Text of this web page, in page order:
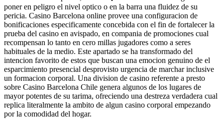
poner en peligro el nivel optico o en la barra una fluidez de su
pericia. Casino Barcelona online provee una configuracion de
bonificaciones especificamente concebida con el fin de fortalecer la
prueba del casino en avispado, en compania de promociones cual
recompensan lo tanto en cero millas jugadores como a seres
habituales de la medio. Este apartado se ha transformado del
intencion favorito de estos que buscan una emocion genuino de el
esparcimiento presencial desprovisto urgencia de marchar inclusive
un formacion corporal. Una division de casino referente a presto
sobre Casino Barcelona Chile genera algunos de los lugares de
mayor potentes de su tarima, ofreciendo una destreza verdadera cual
replica literalmente la ambito de algun casino corporal empezando
por la comodidad del hogar.